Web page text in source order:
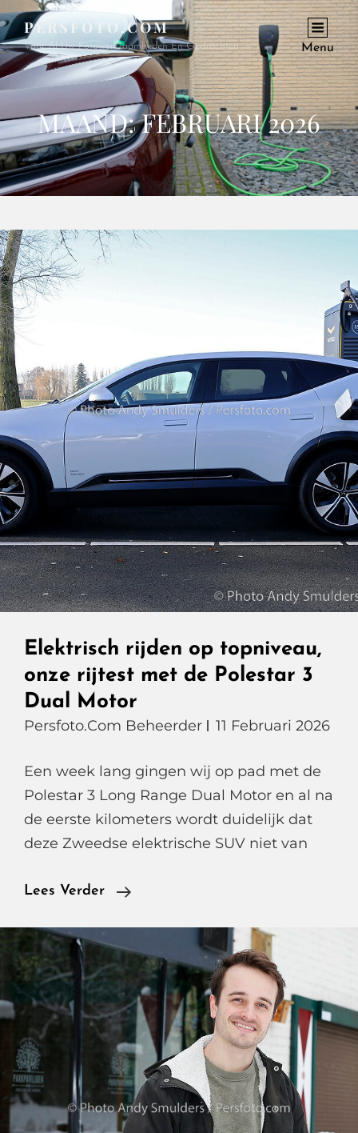
PERSFOTO.COM
Voor Al Uw Fotowerkzaamheden En Opdrachten Menu
MAAND:FEBRUARI 2026
Elektrisch rijden op topniveau,
onze rijtest met de Polestar 3
Dual Motor
Persfoto.com Beheerder 11 Februari 2026
Een week lang gingen wij op pad met de
Polestar 3 Long Range Dual Motor en al na
de eerste kilometers wordt duidelijk dat
deze Zweedse elektrische SUV niet van
Lees Verder
Elektrisch
Topniveau,
Onze
Rijtest
Met
De
Polestar
3